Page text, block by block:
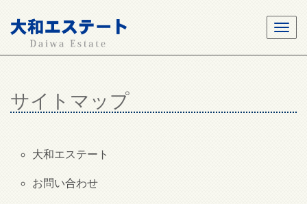
サイトマップ
大和エステート
お問い合わせ